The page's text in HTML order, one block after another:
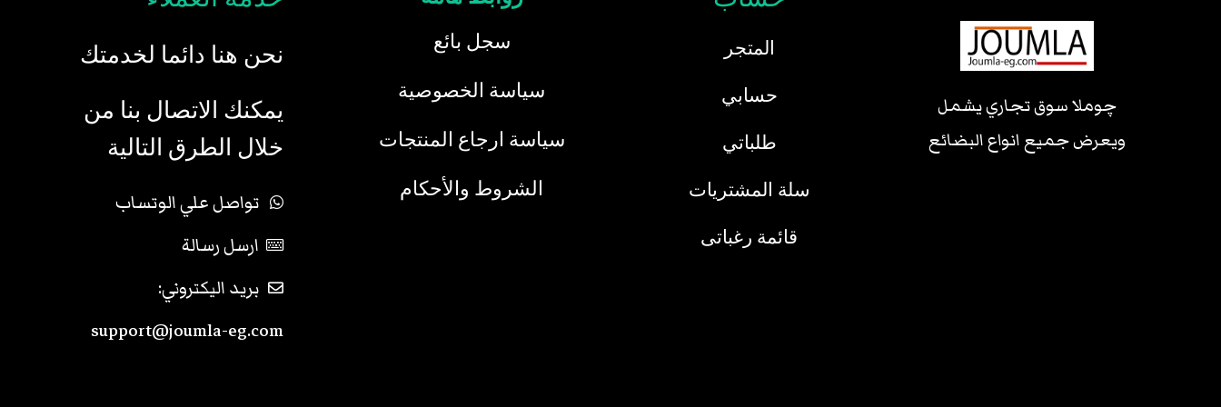
چوملا سوق تجاري يشمل
ويعرض جميع انواع البضائع
المتجر
حسابي
طلباتي
سلة المشتريات
قائمة رغباتى
سجل بائع
سياسة الخصوصية
سياسة ارجاع المنتجات
الشروط والأحكام
نحن هنا دائما لخدمتك
يمكنك الاتصال بنا من
خلال الطرق التالية
تواصل علي الوتساب
ارسل رسالة
بريد اليكتروني:
support@joumla-eg.com